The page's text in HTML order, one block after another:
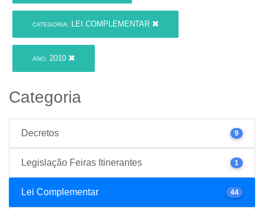
CATEGORIA: LEI COMPLEMENTAR
ANO: 2010
Categoria
Decretos 9
Legislação Feiras Itinerantes 1
Lei Complementar 44